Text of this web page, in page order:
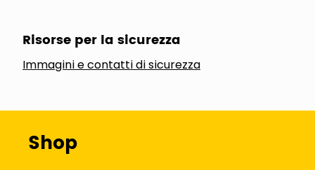
Risorse per la sicurezza
Immagini e contatti di sicurezza
Shop